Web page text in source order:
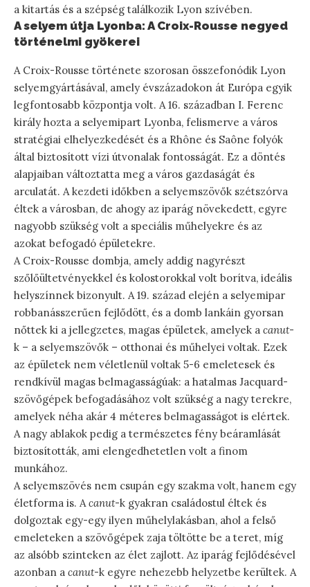
a kitartás és a szépség találkozik Lyon szívében.
A selyem útja Lyonba: A Croix-Rousse negyed
történelmi gyökerei
A Croix-Rousse története szorosan összefonódik Lyon
selyemgyártásával, amely évszázadokon át Európa egyik
legfontosabb központja volt. A 16. században I. Ferenc
király hozta a selyemipart Lyonba, felismerve a város
stratégiai elhelyezkedését és a Rhône és Saône folyók
által biztosított vízi útvonalak fontosságát. Ez a döntés
alapjaiban változtatta meg a város gazdaságát és
arculatát. A kezdeti időkben a selyemszövők szétszórva
éltek a városban, de ahogy az iparág növekedett, egyre
nagyobb szükség volt a speciális műhelyekre és az
azokat befogadó épületekre.
A Croix-Rousse dombja, amely addig nagyrészt
szőlőültetvényekkel és kolostorokkal volt borítva, ideális
helyszínnek bizonyult. A 19. század elején a selyemipar
robbanásszerűen fejlődött, és a domb lankáin gyorsan
nőttek ki a jellegzetes, magas épületek, amelyek a canut-
k – a selyemszövők – otthonai és műhelyei voltak. Ezek
az épületek nem véletlenül voltak 5-6 emeletesek és
rendkívül magas belmagasságúak: a hatalmas Jacquard-
szövőgépek befogadásához volt szükség a nagy terekre,
amelyek néha akár 4 méteres belmagasságot is elértek.
A nagy ablakok pedig a természetes fény beáramlását
biztosították, ami elengedhetetlen volt a finom
munkához.
A selyemszövés nem csupán egy szakma volt, hanem egy
életforma is. A canut-k gyakran családostul éltek és
dolgoztak egy-egy ilyen műhelylakásban, ahol a felső
emeleteken a szövőgépek zaja töltötte be a teret, míg
az alsóbb szinteken az élet zajlott. Az iparág fejlődésével
azonban a canut-k egyre nehezebb helyzetbe kerültek. A